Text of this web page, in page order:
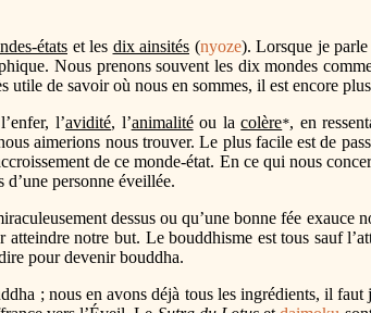
états et les dix ainsités (nyoze). Lorsque je parle
Nous prenons souvent les dix mondes
utile de savoir où nous en sommes, il est encore
l’avidité, l’animalitéou lacolère*, en
aimerions nous trouver. Le plus facile est de
de ce monde-état. En ce qui nous
d’une personne éveillée.
dessus ou qu’une bonne fée
notre but. Le bouddhisme est tous sauf
pour devenir bouddha.
; nous en avons déjà tous les ingrédients, il